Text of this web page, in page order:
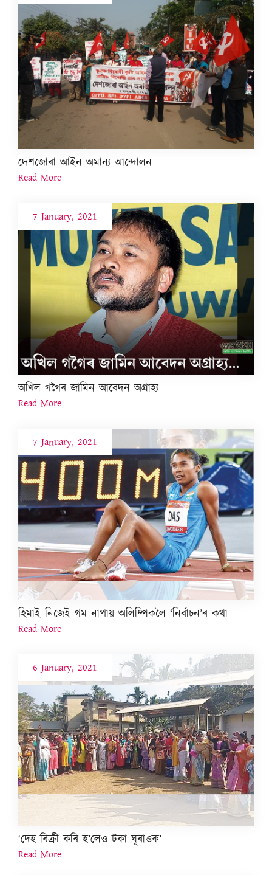
দেশজোৰা আইন অমান্য আন্দোলন
Read More
7 January, 2021
অখিল গগৈৰ জামিন আবেদন অগ্ৰাহ্য
Read More
7 January, 2021
হিমাই নিজেই গম নাপায় অলিম্পিকলৈ ‘নিৰ্বাচন’ৰ কথা
Read More
6 January, 2021
‘দেহ বিক্ৰী কৰি হ’লেও টকা ঘূৰাওক’
Read More